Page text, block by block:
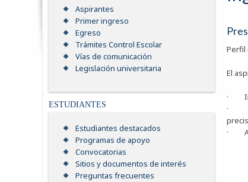
Aspirantes
Primer ingreso
Egreso
Trámites Control Escolar
Vías de comunicación
Legislación universitaria
ESTUDIANTES
Estudiantes destacados
Programas de apoyo
Convocatorias
Sitios y documentos de interés
Preguntas frecuentes
Perfil
El
·
·
·